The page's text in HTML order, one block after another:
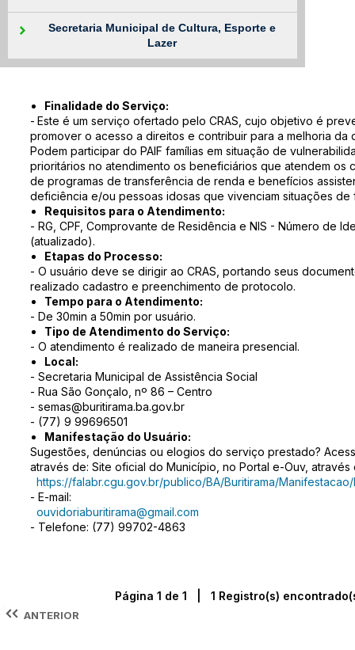
Secretaria Municipal de Cultura, Esporte e
Lazer
Finalidade do Serviço:
- Este é um serviço ofertado pelo CRAS, cujo objetivo é
promover o acesso a direitos e contribuir para a melhoria da
Podem participar do PAIF famílias em situação de
prioritários no atendimento os beneficiários que atendem os
de programas de transferência de renda e benefícios
deficiência e/ou pessoas idosas que vivenciam situações de
Requisitos para o Atendimento:
- RG, CPF, Comprovante de Residência e NIS - Número de
(atualizado).
Etapas do Processo:
- O usuário deve se dirigir ao CRAS, portando seus
realizado cadastro e preenchimento de protocolo.
Tempo para o Atendimento:
- De 30min a 50min por usuário.
Tipo de Atendimento do Serviço:
- O atendimento é realizado de maneira presencial.
Local:
- Secretaria Municipal de Assistência Social
- Rua São Gonçalo, nº 86 – Centro
- semas@buritirama.ba.gov.br
- (77) 9 99696501
Manifestação do Usuário:
Sugestões, denúncias ou elogios do serviço prestado?
através de: Site oficial do Município, no Portal e-Ouv, através
https://falabr.cgu.gov.br/publico/BA/Buritirama/
- E-mail:
ouvidoriaburitirama@gmail.com
- Telefone: (77) 99702-4863
ANTERIOR
Página 1 de 1 | 1 Registro(s)